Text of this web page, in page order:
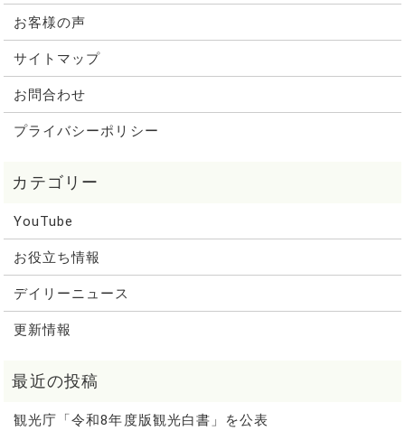
お客様の声
サイトマップ
お問合わせ
プライバシーポリシー
YouTube
お役立ち情報
デイリーニュース
更新情報
観光庁「令和8年度版観光白書」を公表